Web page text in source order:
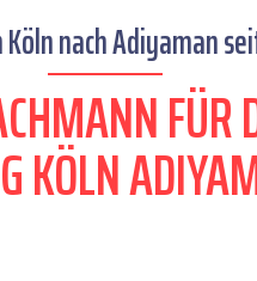
nach Adiyaman
FÜR
KÖLN